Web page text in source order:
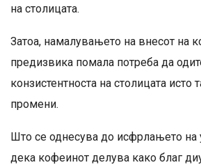
на столицата.
Затоа, намалувањето на внесот на
предизвика помала потреба да
конзистентноста на столицата исто
промени.
Што се однесува до исфрлањето на
дека кофеинот делува како благ